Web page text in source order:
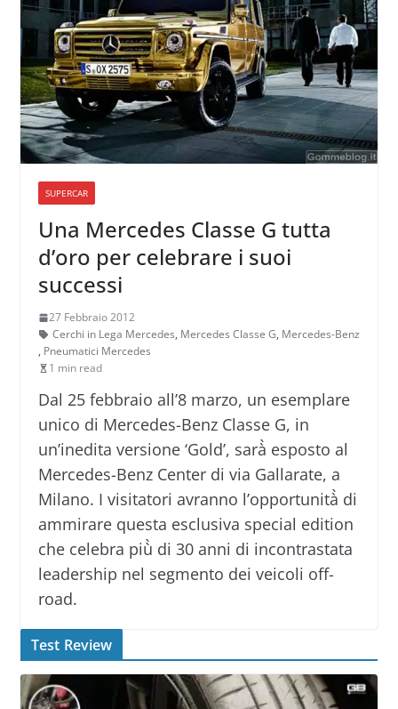
SUPERCAR
Una Mercedes Classe G tutta
d’oro per celebrare i suoi
successi
27 Febbraio 2012
Cerchi in Lega Mercedes, Mercedes Classe G, Mercedes-Benz
, Pneumatici Mercedes
1 min read
Dal 25 febbraio all’8 marzo, un esemplare
unico di Mercedes-Benz Classe G, in
un’inedita versione ‘Gold’, sarà̀ esposto al
Mercedes-Benz Center di via Gallarate, a
Milano. I visitatori avranno l’opportunità̀ di
ammirare questa esclusiva special edition
che celebra più̀ di 30 anni di incontrastata
leadership nel segmento dei veicoli off-
road.
Test Review